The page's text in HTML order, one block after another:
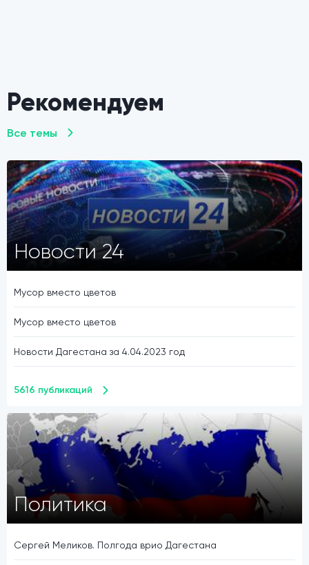
Рекомендуем
Все темы
Новости 24
Мусор вместо цветов
Мусор вместо цветов
Новости Дагестана за 4.04.2023 год
5616 публикаций
Политика
Сергей Меликов. Полгода врио Дагестана